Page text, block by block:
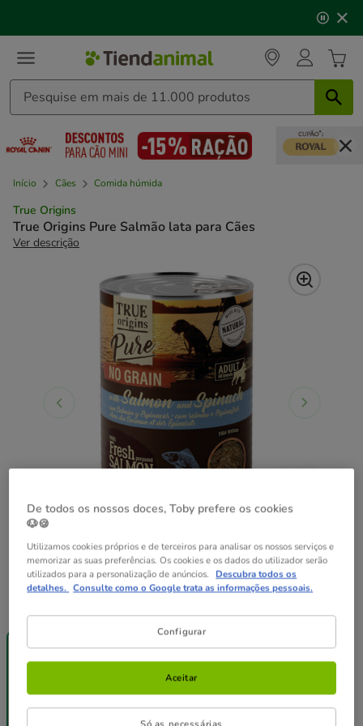
mensagem,
Início Cães Comida húmida
True Origins
True Origins Pure Salmão lata para Cães
Ver descrição
400 g
un.
12 latas x 400
Pack
Poupança
(10.16€ / kg)
24 latas x 400
Desc.
De todos os nossos doces, Toby prefere os cookies
🐶🍪
Utilizamos cookies próprios e de terceiros para analisar os nossos serviços e
memorizar as suas preferências. Os cookies e os dados do utilizador serão
utilizados para a personalização de anúncios. Descubra todos os
detalhes. Consulte como o Google trata as informações pessoais.
Configurar
Aceitar